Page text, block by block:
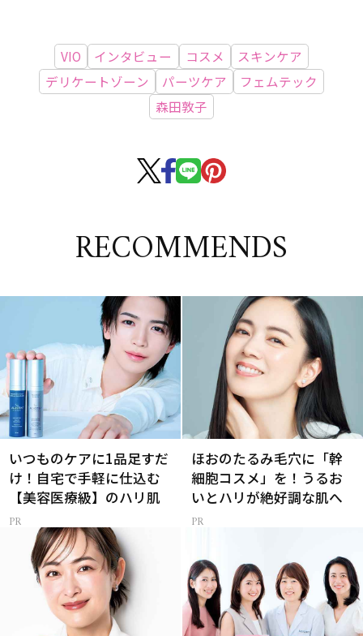
VIO インタビュー コスメ
スキンケア
デリケートゾーン
パーツケア
フェムテック
森田敦子
RECOMMENDS
いつものケアに1品足すだ
け！自宅で手軽に仕込む
【美容医療級】のハリ肌
ほおのたるみ毛穴に「幹
細胞コスメ」を！うるお
いとハリが絶好調な肌へ